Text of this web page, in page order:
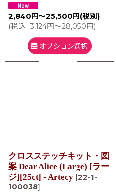
2,840 円～25,500 円 (税別)
(税込: 3,124円～28,050円)
オプション選択
クロスステッチキット・図
案 Dear Alice (Large) [ラー
ジ][25ct] - Artecy [22-1-
100038]